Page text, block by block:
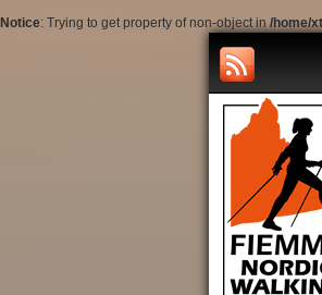
Notice: Trying to get property of non-object in/home/